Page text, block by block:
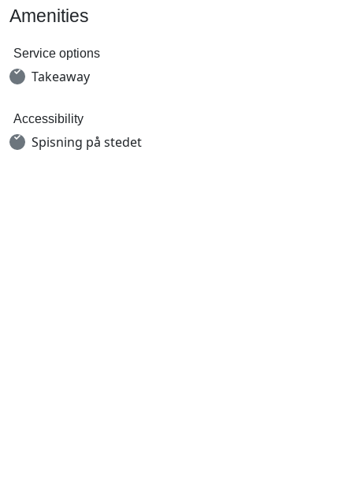
Amenities
Service options
Takeaway
Accessibility
Spisning på stedet